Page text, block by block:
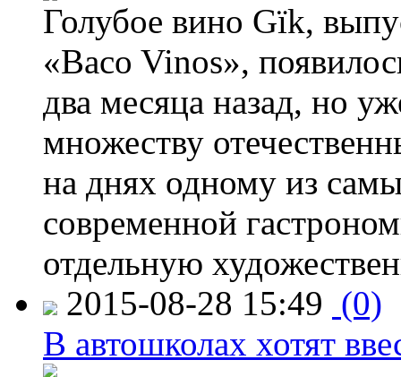
Голубое вино Gïk,
«Baco Vinos»,
два месяца назад, но
множеству
на днях одному из
современной
отдельную
2015-08-28 15:49 (0)
В автошколах хотят